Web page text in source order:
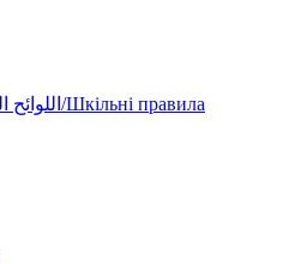
School regulations/اللوائح المدرسية/Шкільні правила